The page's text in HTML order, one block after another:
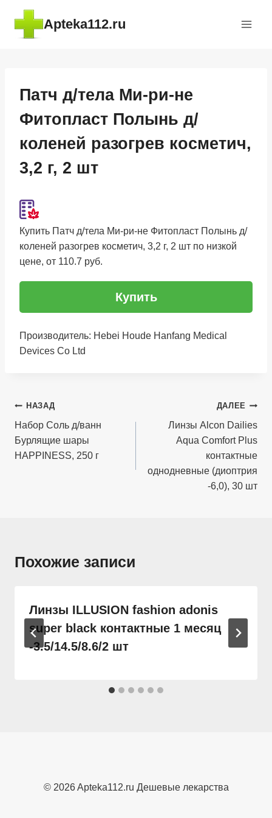
Перейти
содержимому
Apteka112.ru
Патч д/тела Ми-ри-не
Фитопласт Полынь д/
коленей разогрев косметич,
3,2 г, 2 шт
Купить Патч д/тела Ми-ри-не Фитопласт Полынь д/
коленей разогрев косметич, 3,2 г, 2 шт по низкой
цене, от 110.7 руб.
Купить
Производитель: Hebei Houde Hanfang Medical
Devices Co Ltd
Навигация
по
записям
НАЗАД
Набор Соль д/ванн
Бурлящие шары
НAPPINESS, 250 г
ДАЛЕЕ
Линзы Alcon Dailies
Aqua Comfort Plus
контактные
однодневные (диоптрия
-6,0), 30 шт
Похожие записи
Линзы ILLUSION fashion adonis
super black контактные 1 месяц
-3.5/14.5/8.6/2 шт
© 2026 Apteka112.ru Дешевые лекарства